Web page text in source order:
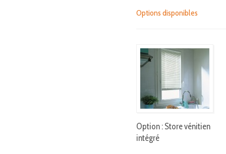
Options disponibles
Option : Store vénitien
intégré